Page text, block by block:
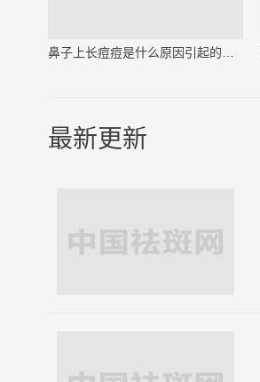
鼻子上长痘痘是什么原因引起的（必看）
最新更新